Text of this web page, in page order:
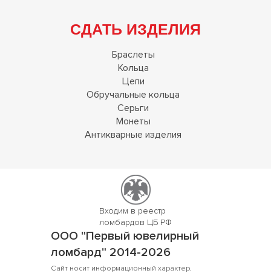
СДАТЬ ИЗДЕЛИЯ
Браслеты
Кольца
Цепи
Обручальные кольца
Серьги
Монеты
Антикварные изделия
Входим в реестр
ломбардов ЦБ РФ
ООО "Первый ювелирный
ломбард" 2014-2026
Сайт носит информационный характер.